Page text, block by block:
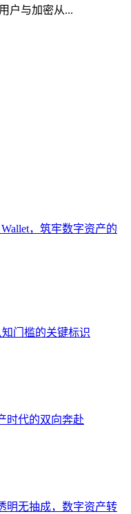
户与加密从...
，筑牢数字资产的
知门槛的关键标识
时代的双向奔赴
明无抽成，数字资产转